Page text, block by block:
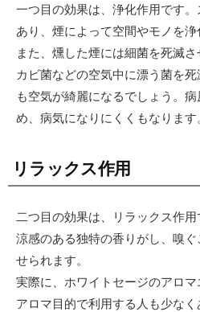
一つ目の効果は、浄化作用です
あり、煙によって空間やモノを浄
また、燻した煙には細菌を死滅さ
カビ菌などの空気中に漂う菌を
も空気が綺麗になるでしょう。
め、病気になりにくくもなります
リラックス作用
二つ目の効果は、リラックス作
涼感のある独特の香りがし、嗅
せられます。
実際に、ホワイトセージのアロマ
アロマ目的で利用する人も少なく